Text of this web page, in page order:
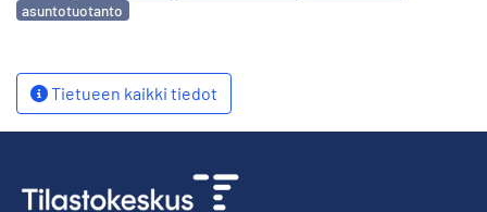
asuntotuotanto
Tietueen kaikki tiedot